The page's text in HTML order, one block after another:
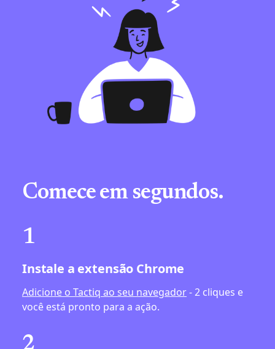
Comece em segundos.
1
Instale a extensão Chrome
Adicione o Tactiq ao seu navegador- 2 cliques e
você está pronto para a ação.